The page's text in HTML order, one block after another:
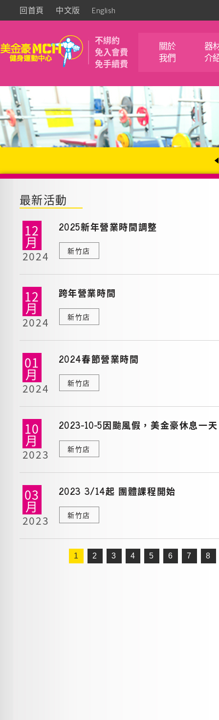
回首頁 中文版 English
不綁約
免入會費
免手續費
關於
我們
器
介
最新活動
12
月
2024
2025新年營業時間調整
新竹店
12
月
2024
跨年營業時間
新竹店
01
月
2024
2024春節營業時間
新竹店
10
月
2023
2023-10-5因颱風假，美金豪休息一天
新竹店
03
月
2023
2023 3/14起 團體課程開始
新竹店
1 2 3 4 5 6 7 8